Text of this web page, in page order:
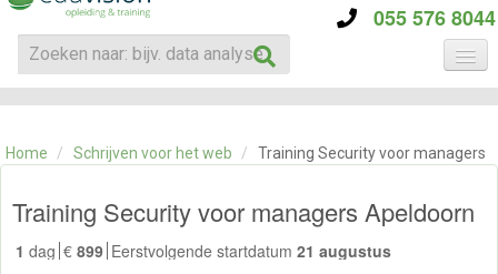
055 576 8044
CATEGORIE
OVER ONS
SKILLS ALCHEMIST
Home / Schrijven voor het web / Training Security voor managers
Training Security voor managers Apeldoorn
1 dag € 899 Eerstvolgende startdatum 21 augustus